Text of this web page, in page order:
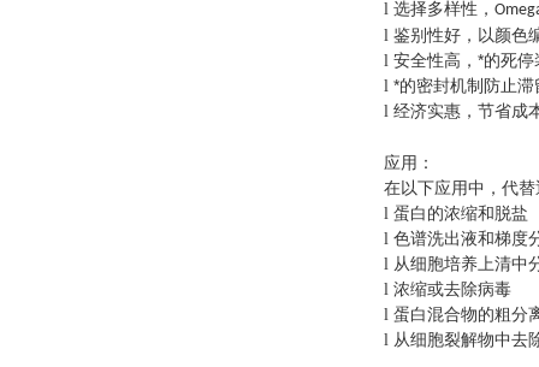
l 选择多样性，
l 鉴别性好，以颜色
l 安全性高，*的死
l *的密封机制防止
l 经济实惠，节省成
应用：
在以下应用中，代
l 蛋白的浓缩和脱盐
l 色谱洗出液和梯度
l 从细胞培养上清中
l 浓缩或去除病毒
l 蛋白混合物的粗分
l 从细胞裂解物中去